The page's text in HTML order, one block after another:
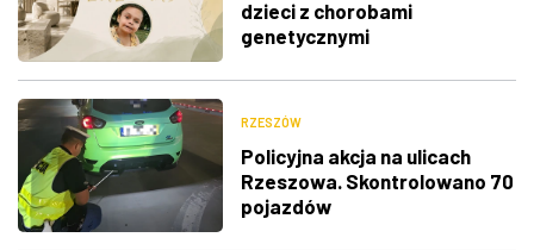
dzieci z chorobami
genetycznymi
RZESZÓW
Policyjna akcja na ulicach
Rzeszowa. Skontrolowano 70
pojazdów